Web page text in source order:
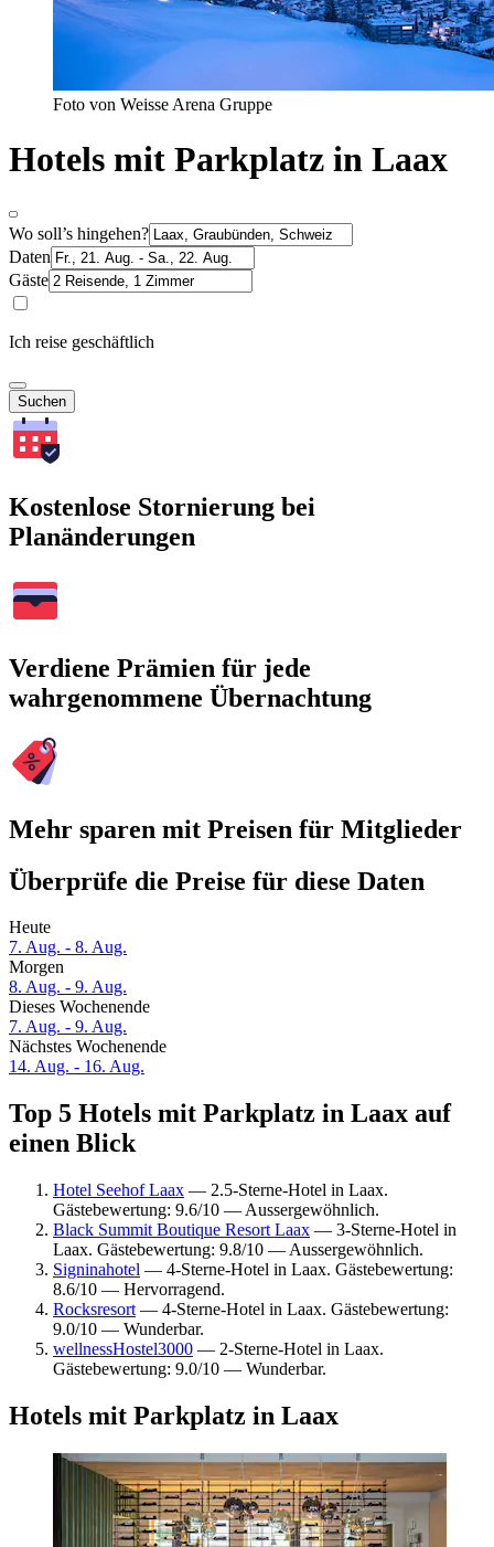
Foto von Weisse Arena Gruppe
Hotels mit Parkplatz in Laax
Wo soll’s hingehen?
Daten
Gäste
Ich reise geschäftlich
Suchen
Kostenlose Stornierung bei
Planänderungen
Verdiene Prämien für jede
wahrgenommene Übernachtung
Mehr sparen mit Preisen für Mitglieder
Überprüfe die Preise für diese Daten
Heute
7. Aug. - 8. Aug.
Morgen
8. Aug. - 9. Aug.
Dieses Wochenende
7. Aug. - 9. Aug.
Nächstes Wochenende
14. Aug. - 16. Aug.
Top 5 Hotels mit Parkplatz in Laax auf
einen Blick
Hotel Seehof Laax — 2.5-Sterne-Hotel in Laax.
Gästebewertung: 9.6/10 — Aussergewöhnlich.
Black Summit Boutique Resort Laax — 3-Sterne-Hotel in
Laax. Gästebewertung: 9.8/10 — Aussergewöhnlich.
Signinahotel — 4-Sterne-Hotel in Laax. Gästebewertung:
8.6/10 — Hervorragend.
Rocksresort — 4-Sterne-Hotel in Laax. Gästebewertung:
9.0/10 — Wunderbar.
wellnessHostel3000 — 2-Sterne-Hotel in Laax.
Gästebewertung: 9.0/10 — Wunderbar.
Hotels mit Parkplatz in Laax